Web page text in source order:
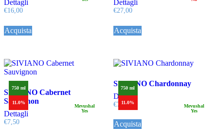
Dettagli
€16,00
Acquista
Dettagli
€27,00
Acquista
750 ml
11.0%
Mevushal
Yes
SIVIANO Cabernet
Sauvignon
Dettagli
€7,50
750 ml
11.0%
Mevushal
Yes
SIVIANO Chardonnay
Dettagli
€7,50
Acquista